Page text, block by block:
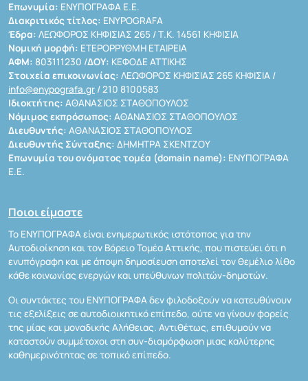
Επωνυμία: ΕΝΥΠΟΓΡΑΦΑ Ε.Ε.
Διακριτικός τίτλος: ENYPOGRAFA
Έδρα: ΛΕΩΦΟΡΟΣ ΚΗΦΙΣΙΑΣ 265 / Τ.Κ. 14561 ΚΗΦΙΣΙΑ
Νομική μορφή: ΕΤΕΡΟΡΡΥΘΜΗ ΕΤΑΙΡΕΙΑ
ΑΦΜ: 803111230 /ΔΟΥ: ΚΕΦΟΔΕ ΑΤΤΙΚΗΣ
Στοιχεία επικοινωνίας: ΛΕΩΦΟΡΟΣ ΚΗΦΙΣΙΑΣ 265 ΚΗΦΙΣΙΑ /
info@enypografa.gr / 210 8100583
Ιδιοκτήτης: ΑΘΑΝΑΣΙΟΣ ΣΤΑΘΟΠΟΥΛΟΣ
Νόμιμος εκπρόσωπος: ΑΘΑΝΑΣΙΟΣ ΣΤΑΘΟΠΟΥΛΟΣ
Διευθυντής: ΑΘΑΝΑΣΙΟΣ ΣΤΑΘΟΠΟΥΛΟΣ
Διευθυντής Σύνταξης: ΔΗΜΗΤΡΑ ΣΚΕΝΤΖΟΥ
Επωνυμία του ονόματος τομέα (domain name): ΕΝΥΠΟΓΡΑΦΑ
Ε.Ε.
Ποιοι είμαστε
Το ΕΝΥΠΟΓΡΑΦΑ είναι ενημερωτικός ιστότοπος για την
Αυτοδιοίκηση και τον Βόρειο Τομέα Αττικής, που πιστεύει ότι η
ενυπόγραφη και με άποψη δημοσίευση αποτελεί τον θεμέλιο λίθο
κάθε κοινωνίας ενεργών και υπεύθυνων πολιτών-δημοτών.
Οι συντάκτες του ΕΝΥΠΟΓΡΑΦΑ δεν φιλοδοξούν να κατευθύνουν
τις εξελίξεις σε αυτοδιοικητικό επίπεδο, ούτε να γίνουν φορείς
της μίας και μοναδικής Αλήθειας. Αντιθέτως, επιθυμούν να
καταστούν συμμέτοχοι στη συν-διαμόρφωση μιας καλύτερης
καθημερινότητας σε τοπικό επίπεδο.